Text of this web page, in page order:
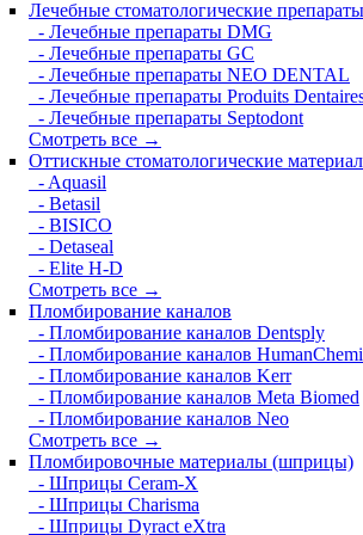
Лечебные стоматологические препараты
- Лечебные препараты DMG
- Лечебные препараты GC
- Лечебные препараты NEO DENTAL
- Лечебные препараты Produits
- Лечебные препараты Septodont
Смотреть все →
Оттискные стоматологические
- Aquasil
- Betasil
- BISICO
- Detaseal
- Elite H-D
Смотреть все →
Пломбирование каналов
- Пломбирование каналов Dentsply
- Пломбирование каналов
- Пломбирование каналов Kerr
- Пломбирование каналов Meta Biomed
- Пломбирование каналов Neo
Смотреть все →
Пломбировочные материалы (шприцы)
- Шприцы Ceram-X
- Шприцы Charisma
- Шприцы Dyract eXtra